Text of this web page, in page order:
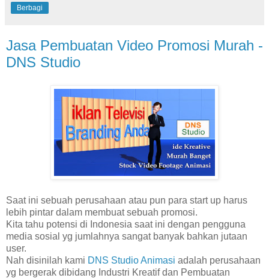
Berbagi
Jasa Pembuatan Video Promosi Murah -
DNS Studio
Saat ini sebuah perusahaan atau pun para start up harus
lebih pintar dalam membuat sebuah promosi.
Kita tahu potensi di Indonesia saat ini dengan pengguna
media sosial yg jumlahnya sangat banyak bahkan jutaan
user.
Nah disinilah kami DNS Studio Animasi adalah perusahaan
yg bergerak dibidang Industri Kreatif dan Pembuatan